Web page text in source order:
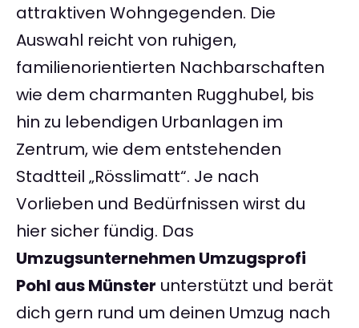
attraktiven Wohngegenden. Die
Auswahl reicht von ruhigen,
familienorientierten Nachbarschaften
wie dem charmanten Rugghubel, bis
hin zu lebendigen Urbanlagen im
Zentrum, wie dem entstehenden
Stadtteil „Rösslimatt“. Je nach
Vorlieben und Bedürfnissen wirst du
hier sicher fündig. Das
Umzugsunternehmen Umzugsprofi
Pohl aus Münster unterstützt und berät
dich gern rund um deinen Umzug nach